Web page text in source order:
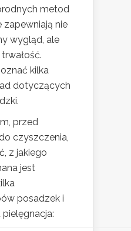
metod
zapewniają nie
wygląd, ale
kilka
dotyczących
przed
czyszczenia,
z jakiego
jest
posadzek i